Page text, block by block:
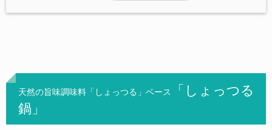
天然の旨味調味料「しょっつる」ベース
「しょっつる
鍋」